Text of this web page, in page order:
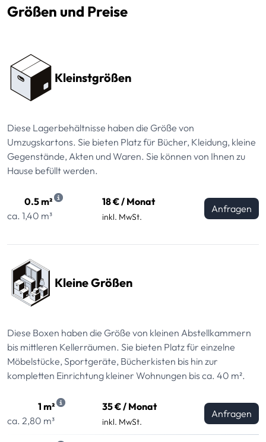
Größen und Preise
Kleinstgrößen
Diese Lagerbehältnisse haben die Größe von
Umzugskartons. Sie bieten Platz für Bücher, Kleidung, kleine
Gegenstände, Akten und Waren. Sie können von Ihnen zu
Hause befüllt werden.
0.5 m²
ca. 1,40 m³
18 € / Monat
inkl. MwSt.
Anfragen
Kleine Größen
Diese Boxen haben die Größe von kleinen Abstellkammern
bis mittleren Kellerräumen. Sie bieten Platz für einzelne
Möbelstücke, Sportgeräte, Bücherkisten bis hin zur
kompletten Einrichtung kleiner Wohnungen bis ca. 40 m².
1 m²
ca. 2,80 m³
35 € / Monat
inkl. MwSt.
Anfragen